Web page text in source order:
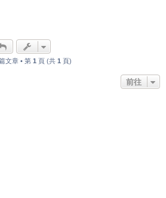
文章 • 第 1 頁 (共 1 頁)
前往